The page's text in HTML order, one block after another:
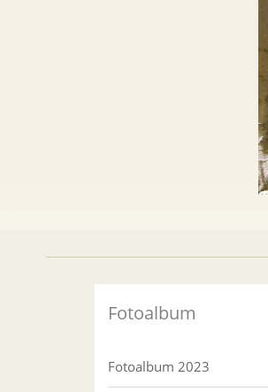
Fotoalbum
Fotoalbum 2023